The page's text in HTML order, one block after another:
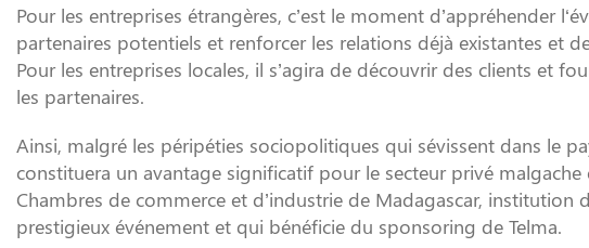
Pour les entreprises étrangères, c’est le moment d’appréhender
partenaires potentiels et renforcer les relations déjà existantes et
Pour les entreprises locales, il s’agira de découvrir des clients et
les partenaires.
Ainsi, malgré les péripéties sociopolitiques qui sévissent dans le
constituera un avantage significatif pour le secteur privé
Chambres de commerce et d’industrie de Madagascar, institution
prestigieux événement et qui bénéficie du sponsoring de Telma.